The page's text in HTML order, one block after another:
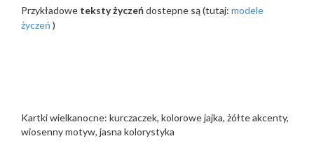
Przykładowe teksty życzeńdostepne są (tutaj: modele
życzeń )
Kartki wielkanocne: kurczaczek, kolorowe jajka, żółte akcenty,
wiosenny motyw, jasna kolorystyka